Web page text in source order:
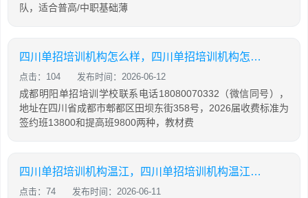
队，适合普高/中职基础薄
四川单招培训机构怎么样，四川单招培训机构怎么样知乎
点击：104 发布时间：2026-06-12
成都明阳单招培训学校联系电话18080070332（微信同号），
地址在四川省成都市郫都区田坝东街358号，2026届收费标准为
签约班13800和提高班9800两种，教材费
四川单招培训机构温江，四川单招培训机构温江有哪些
点击：74 发布时间：2026-06-11